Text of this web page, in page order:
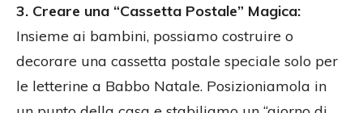
3. Creare una “Cassetta Postale” Magica:
Insieme ai bambini, possiamo costruire o
decorare una cassetta postale speciale solo per
le letterine a Babbo Natale. Posizioniamola in